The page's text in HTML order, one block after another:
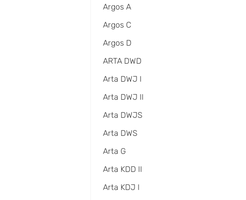
Argos A
Argos C
Argos D
ARTA DWD
Arta DWJ I
Arta DWJ II
Arta DWJS
Arta DWS
Arta G
Arta KDD II
Arta KDJ I